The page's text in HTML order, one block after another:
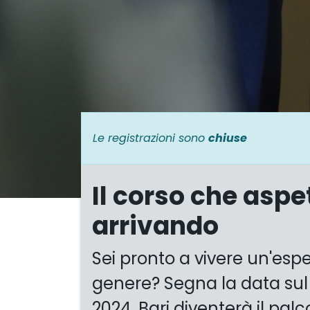
Le registrazioni sono chiuse
Il corso che
arrivando
Sei pronto a vivere
genere? Segna la data